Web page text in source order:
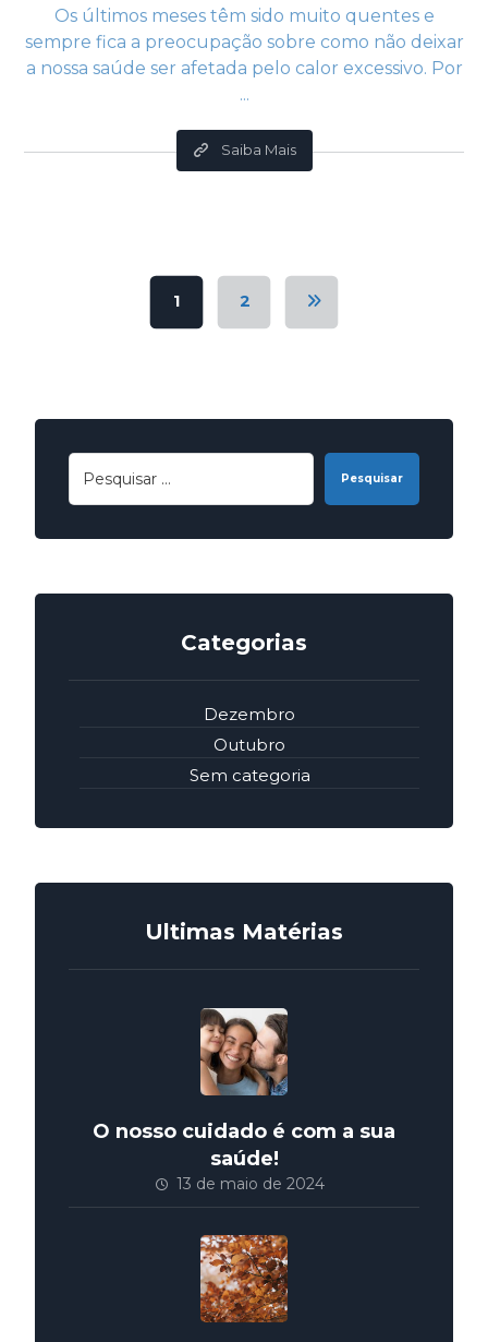
Os últimos meses têm sido muito quentes e
sempre fica a preocupação sobre como não deixar
a nossa saúde ser afetada pelo calor excessivo. Por
...
Saiba Mais
1 2
Pesquisar
Categorias
Dezembro
Outubro
Sem categoria
Ultimas Matérias
O nosso cuidado é com a sua
saúde!
13 de maio de 2024